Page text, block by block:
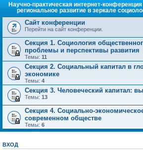
Научно-практическая интернет-
региональное развитие в зеркале
Сайт конференции
Перейти на сайт конференции.
Секция 1. Социология
проблемы и перспективы развития
Темы: 11
Секция 2. Социальный капитал в
экономике
Темы: 4
Секция 3. Человеческий капитал:
Темы: 13
Секция 4. Социально-
современном обществе
Темы: 6
ВХОД